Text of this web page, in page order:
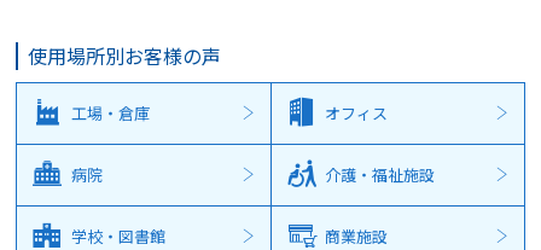
使用場所別お客様の声
工場・倉庫 オフィス
病院 介護・福祉施設
学校・図書館 商業施設